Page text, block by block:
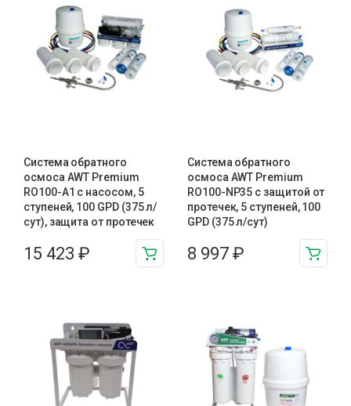
Система обратного
осмоса AWT Premium
RO100-A1 с насосом, 5
ступеней, 100 GPD (375 л/
сут), защита от протечек
15 423 ₽
Система обратного
осмоса AWT Premium
RO100-NP35 с защитой от
протечек, 5 ступеней, 100
GPD (375 л/сут)
8 997 ₽